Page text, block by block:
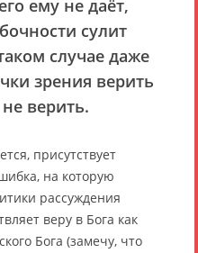
ему не даёт,
сулит
случае даже
зрения верить
верить.
присутствует
на которую
рассуждения
веру в Бога как
Бога (замечу, что